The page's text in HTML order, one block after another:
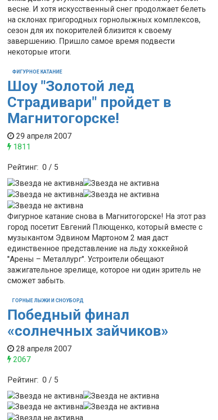
весне. И хотя искусственный снег продолжает белеть
на склонах пригородных горнолыжных комплексов,
сезон для их покорителей близится к своему
завершению. Пришло самое время подвести
некоторые итоги.
ФИГУРНОЕ КАТАНИЕ
Шоу "Золотой лед
Страдивари" пройдет в
Магнитогорске!
29 апреля 2007
1811
Рейтинг: 0 / 5
Фигурное катание снова в Магнитогорске! На этот раз
город посетит Евгений Плющенко, который вместе с
музыкантом Эдвином Мартоном 2 мая даст
единственное представление на льду хоккейной
"Арены – Металлург". Устроители обещают
зажигательное зрелище, которое ни один зритель не
сможет забыть.
ГОРНЫЕ ЛЫЖИ И СНОУБОРД
Победный финал
«солнечных зайчиков»
28 апреля 2007
2067
Рейтинг: 0 / 5